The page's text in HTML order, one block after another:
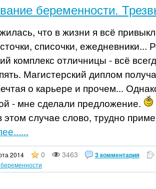
беременности.
что в жизни я всё
списочки, ежедневники...
комплекс отличницы - всё
Магистерский диплом
о карьере и прочем...
- мне сделали предложение.
этом случае слово, трудно
2014 0 3463 3 комментария